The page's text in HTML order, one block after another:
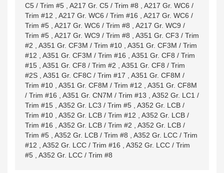
C5 / Trim #5
A217 Gr. C5 / Trim #8
A217 Gr. WC6 /
Trim #12
A217 Gr. WC6 / Trim #16
A217 Gr. WC6 /
Trim #5
A217 Gr. WC6 / Trim #8
A217 Gr. WC9 /
Trim #5
A217 Gr. WC9 / Trim #8
A351 Gr. CF3 / Trim
#2
A351 Gr. CF3M / Trim #10
A351 Gr. CF3M / Trim
#12
A351 Gr. CF3M / Trim #16
A351 Gr. CF8 / Trim
#15
A351 Gr. CF8 / Trim #2
A351 Gr. CF8 / Trim
#2S
A351 Gr. CF8C / Trim #17
A351 Gr. CF8M /
Trim #10
A351 Gr. CF8M / Trim #12
A351 Gr. CF8M
/ Trim #16
A351 Gr. CN7M / Trim #13
A352 Gr. LC1 /
Trim #15
A352 Gr. LC3 / Trim #5
A352 Gr. LCB /
Trim #10
A352 Gr. LCB / Trim #12
A352 Gr. LCB /
Trim #16
A352 Gr. LCB / Trim #2
A352 Gr. LCB /
Trim #5
A352 Gr. LCB / Trim #8
A352 Gr. LCC / Trim
#12
A352 Gr. LCC / Trim #16
A352 Gr. LCC / Trim
#5
A352 Gr. LCC / Trim #8